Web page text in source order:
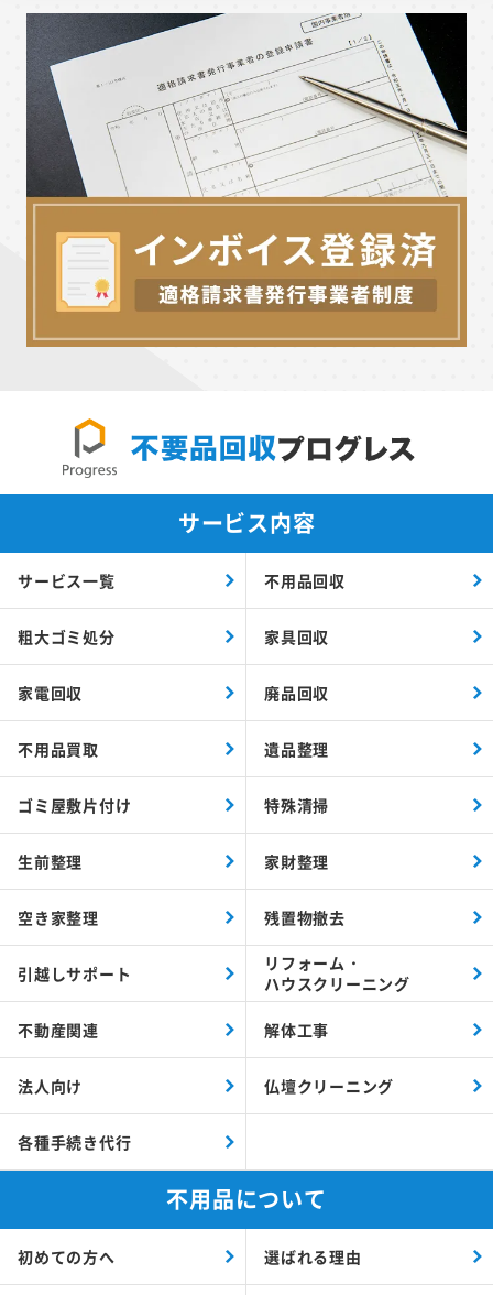
サービス内容
サービス一覧 不用品回収
粗大ゴミ処分 家具回収
家電回収 廃品回収
不用品買取 遺品整理
ゴミ屋敷片付け 特殊清掃
生前整理 家財整理
空き家整理 残置物撤去
引越しサポート
リフォーム・
ハウスクリーニング
不動産関連 解体工事
法人向け 仏壇クリーニング
各種手続き代行
不用品について
初めての方へ 選ばれる理由